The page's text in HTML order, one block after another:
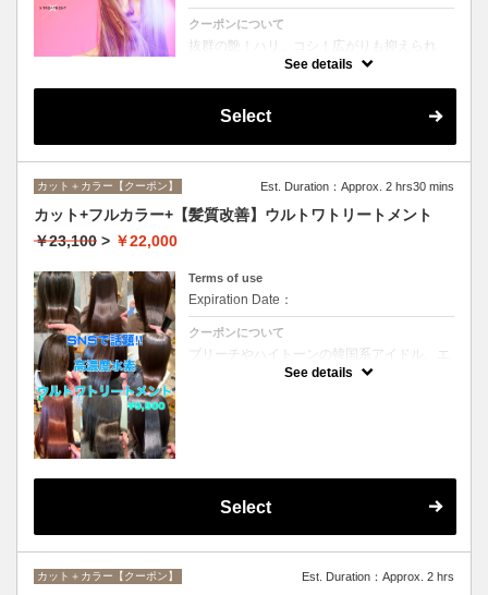
クーポンについて
抜群の艶！ハリ、コシ！広がりも抑えられ
る！どんなに傷んだ髪も、鮮やかなハイトー
ンカラーも、極上美しい髪へ☆
See details
Select
カット＋カラー【クーポン】 Est. Duration：Approx. 2 hrs30 mins
カット+フルカラー+【髪質改善】ウルトワトリートメント
￥23,100 > ￥22,000
Terms of use
Expiration Date：
クーポンについて
ブリーチやハイトーンの韓国系アイドル、エ
イジング毛にお悩みの美魔女も夢中！全ての
世代、髪質、メニューに対応できる髪質改善
See details
Select
カット＋カラー【クーポン】 Est. Duration：Approx. 2 hrs